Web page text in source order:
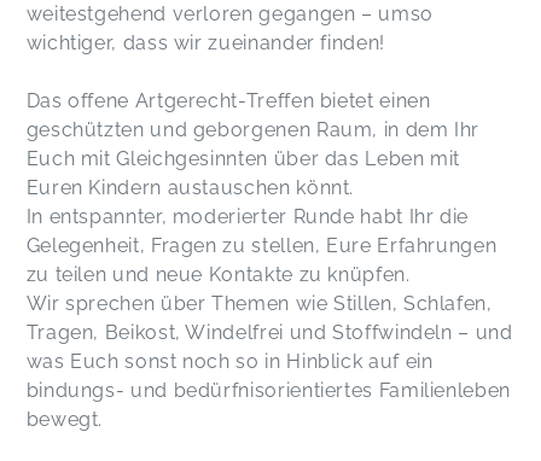
weitestgehend verloren gegangen – umso
wichtiger, dass wir zueinander finden!
Das offene Artgerecht-Treffen bietet einen
geschützten und geborgenen Raum, in dem Ihr
Euch mit Gleichgesinnten über das Leben mit
Euren Kindern austauschen könnt.
In entspannter, moderierter Runde habt Ihr die
Gelegenheit, Fragen zu stellen, Eure Erfahrungen
zu teilen und neue Kontakte zu knüpfen.
Wir sprechen über Themen wie Stillen, Schlafen,
Tragen, Beikost, Windelfrei und Stoffwindeln – und
was Euch sonst noch so in Hinblick auf ein
bindungs- und bedürfnisorientiertes Familienleben
bewegt.